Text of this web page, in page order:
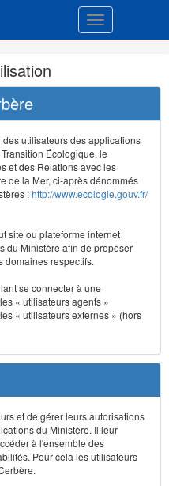
Toggle
utilisateurs des applications
Écologique, le
et des Relations avec les
de la Mer, ci-après dénommés
:http://www.ecologie.gouv.fr/
site ou plateforme internet
du Ministère afin de proposer
domaines respectifs.
se connecter à une
« utilisateurs agents »
« utilisateurs externes » (hors
et de gérer leurs autorisations
du Ministère. Il leur
à l'ensemble des
Pour cela les utilisateurs